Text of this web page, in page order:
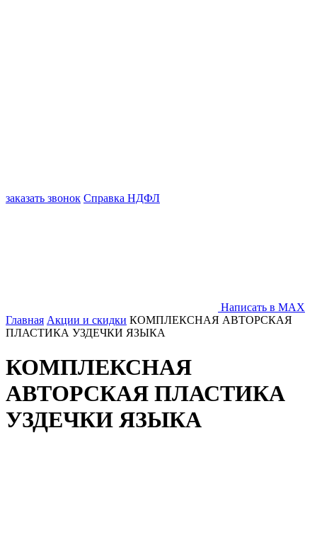
заказать звонок Справка НДФЛ
Написать в MAX
Главная Акции и скидки КОМПЛЕКСНАЯ АВТОРСКАЯ
ПЛАСТИКА УЗДЕЧКИ ЯЗЫКА
КОМПЛЕКСНАЯ
АВТОРСКАЯ ПЛАСТИКА
УЗДЕЧКИ ЯЗЫКА